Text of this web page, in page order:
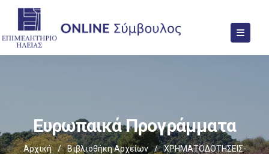
Ευρωπαικά Προγράμματα
Αρχική / Βιβλιοθήκη Αρχείων /
ΧΡΗΜΑΤΟΔΟΤΗΣΕΙΣ-